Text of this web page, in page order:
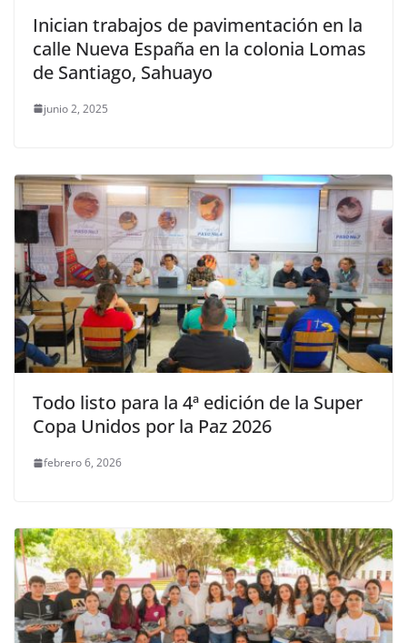
Inician trabajos de pavimentación en la
calle Nueva España en la colonia Lomas
de Santiago, Sahuayo
junio 2, 2025
Todo listo para la 4ª edición de la Super
Copa Unidos por la Paz 2026
febrero 6, 2026